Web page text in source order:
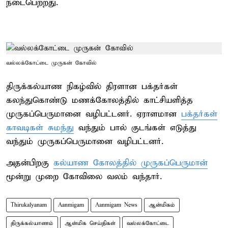
நடைபெற்றது.
வல்லக்கோட்டை முருகன் கோவில்
திருக்கல்யாண நிகழ்வில் திரளான பக்தர்கள்
கலந்துகொண்டு மணக்கோலத்தில் காட்சியளித்த
முருகப்பெருமானை வழிபட்டனர். ஏராளமான பக்தர்கள்
காவடிகள் சுமந்து வந்தும் பால் குடங்கள் எடுத்து
வந்தும் முருகப்பெருமானை வழிபட்டனர்.
அதன்பிறகு கல்யாண கோலத்தில் முருகப்பெருமான்
மூன்று முறை கோவிலை வலம் வந்தார்.
Thirukalyanam Aanmigam Aanmigam News ஆன்மிகம்
திருக்கல்யாணம் ஆன்மிக செய்திகள் வல்லக்கோட்டை